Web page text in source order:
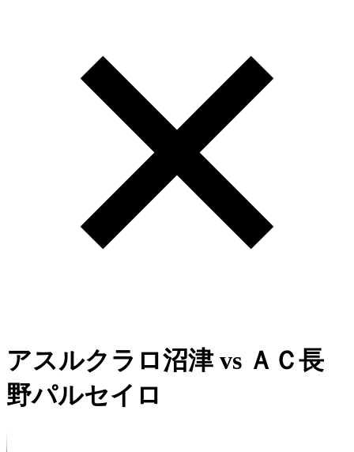
アスルクラロ沼津vs ＡＣ長
野パルセイロ